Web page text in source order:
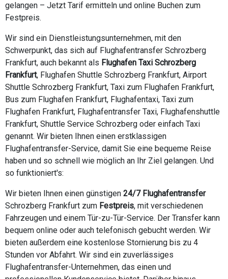
gelangen – Jetzt Tarif ermitteln und online Buchen zum
Festpreis.
Wir sind ein Dienstleistungsunternehmen, mit den
Schwerpunkt, das sich auf Flughafentransfer Schrozberg
Frankfurt, auch bekannt als Flughafen Taxi Schrozberg
Frankfurt, Flughafen Shuttle Schrozberg Frankfurt, Airport
Shuttle Schrozberg Frankfurt, Taxi zum Flughafen Frankfurt,
Bus zum Flughafen Frankfurt, Flughafentaxi, Taxi zum
Flughafen Frankfurt, Flughafentransfer Taxi, Flughafenshuttle
Frankfurt, Shuttle Service Schrozberg oder einfach Taxi
genannt. Wir bieten Ihnen einen erstklassigen
Flughafentransfer-Service, damit Sie eine bequeme Reise
haben und so schnell wie möglich an Ihr Ziel gelangen. Und
so funktioniert's:
Wir bieten Ihnen einen günstigen 24/7 Flughafentransfer
Schrozberg Frankfurt zum Festpreis, mit verschiedenen
Fahrzeugen und einem Tür-zu-Tür-Service. Der Transfer kann
bequem online oder auch telefonisch gebucht werden. Wir
bieten außerdem eine kostenlose Stornierung bis zu 4
Stunden vor Abfahrt. Wir sind ein zuverlässiges
Flughafentransfer-Unternehmen, das einen und